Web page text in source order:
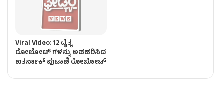
Viral Video: 12 ದೈತ್ಯ
ರೋಬೋಟ್ ಗಳನ್ನು ಅಪಹರಿಸಿದ
ಖತರ್ನಾಕ್ ಪುಟಾಣಿ ರೋಬೋಟ್